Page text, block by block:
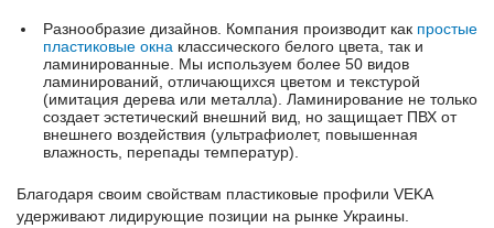
Разнообразие дизайнов. Компания производит как простые
пластиковые окна классического белого цвета, так и
ламинированные. Мы используем более 50 видов
ламинирований, отличающихся цветом и текстурой
(имитация дерева или металла). Ламинирование не только
создает эстетический внешний вид, но защищает ПВХ от
внешнего воздействия (ультрафиолет, повышенная
влажность, перепады температур).
Благодаря своим свойствам пластиковые профили VEKA
удерживают лидирующие позиции на рынке Украины.